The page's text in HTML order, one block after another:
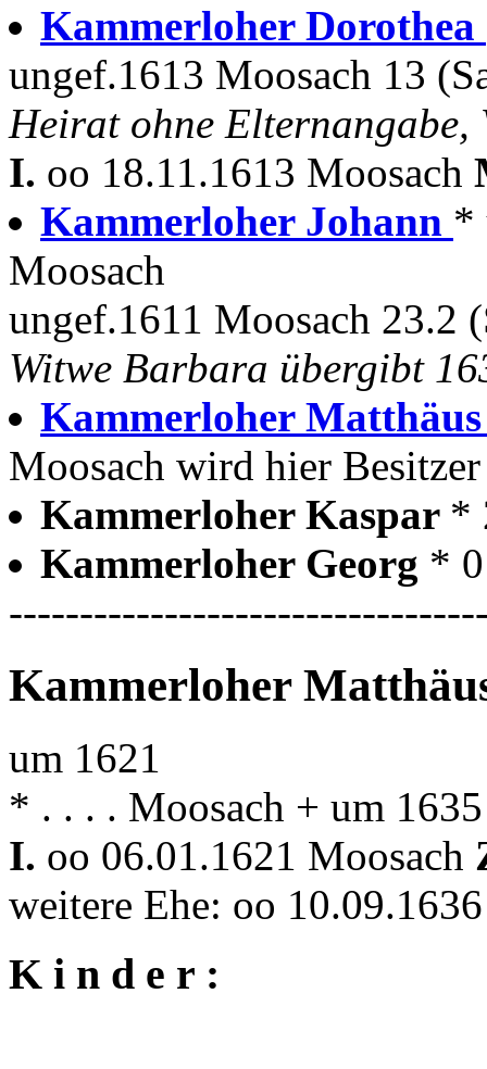
Kammerloher Dorothea
ungef.1613 Moosach 13
Heirat ohne Elternangabe,
I. oo 18.11.1613 Moosach
Kammerloher Johann *
Moosach
ungef.1611 Moosach 23.2
Witwe Barbara übergibt
Kammerloher
Moosach wird hier Besitzer
Kammerloher Kaspar *
Kammerloher Georg *
Kammerloher
um 1621
* . . . . Moosach + um
I. oo 06.01.1621 Moosach
weitere Ehe: oo
K i n d e r :